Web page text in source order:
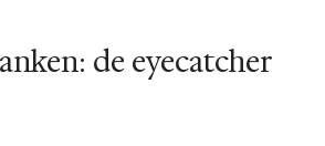
de eyecatcher